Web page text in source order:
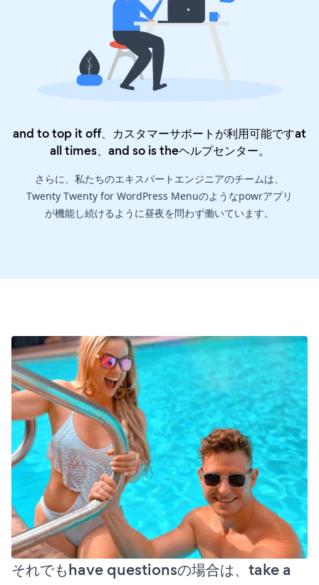
and to top it off、カスタマーサポートが利用可能ですat
all times、and so is theヘルプセンター。
さらに、私たちのエキスパートエンジニアのチームは、
Twenty Twenty for WordPress Menuのようなpowrアプリ
が機能し続けるように昼夜を問わず働いています。
それでもhave questionsの場合は、take a